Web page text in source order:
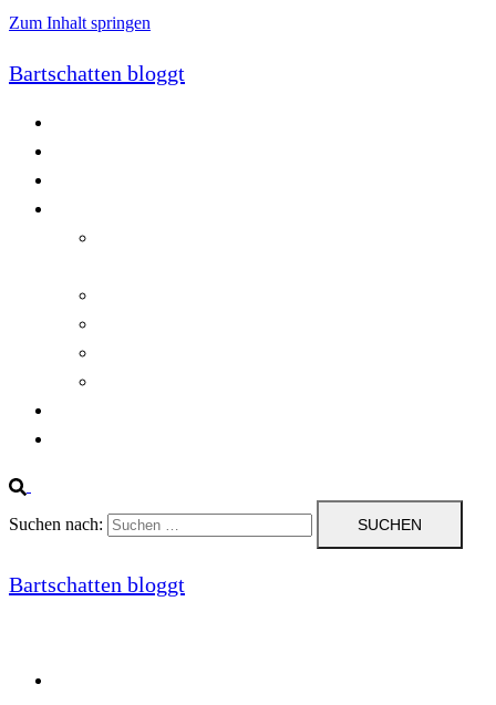
Zum Inhalt springen
Bartschatten bloggt
Suchen nach:
Bartschatten bloggt